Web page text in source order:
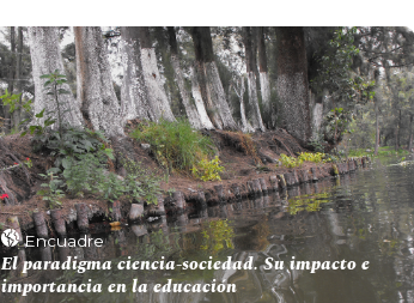
Encuadre
El paradigma ciencia-sociedad. Su impacto e
importancia en la educación